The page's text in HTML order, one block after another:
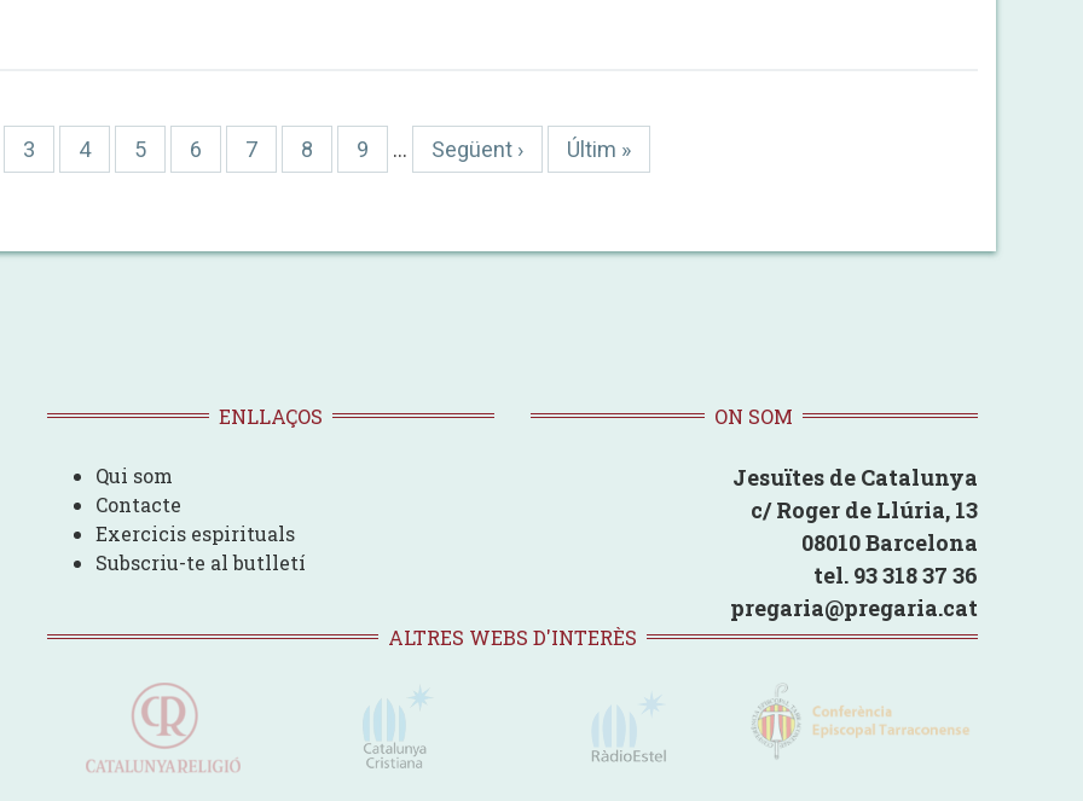
Pàgina
3 Pàgina
4 Pàgina
5 Pàgina
6 Pàgina
7 Pàgina
8 Pàgina
9 …
Pàgina
Següent ›
Última
Últim »
ENLLAÇOS
Qui som
Contacte
Exercicis espirituals
Subscriu-te al butlletí
ON SOM
Jesuïtes de Catalunya
c/ Roger de Llúria, 13
08010 Barcelona
tel. 93 318 37 36
pregaria@pregaria.cat
ALTRES WEBS D'INTERÈS